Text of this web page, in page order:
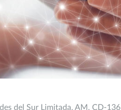
del Sur Limitada, AM, CD-136